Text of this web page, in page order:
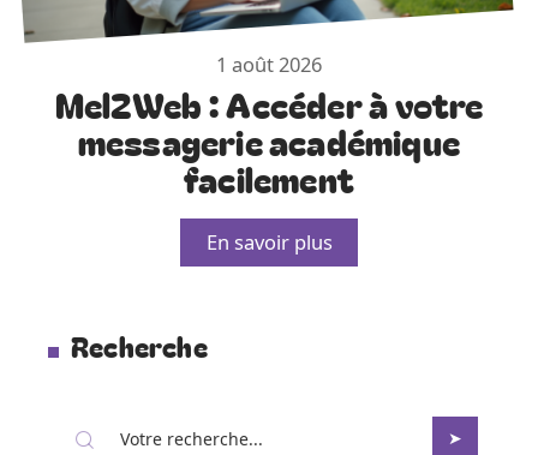
1 août 2026
Mel2Web : Accéder à votre
messagerie académique
facilement
En savoir plus
Recherche